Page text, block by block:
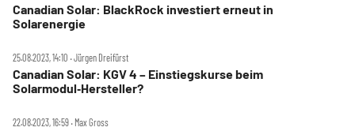
Canadian Solar: BlackRock investiert erneut in
Solarenergie
25.08.2023, 14:10 ‧ Jürgen Dreifürst
Canadian Solar: KGV 4 – Einstiegskurse beim
Solarmodul‑Hersteller?
22.08.2023, 16:59 ‧ Max Gross